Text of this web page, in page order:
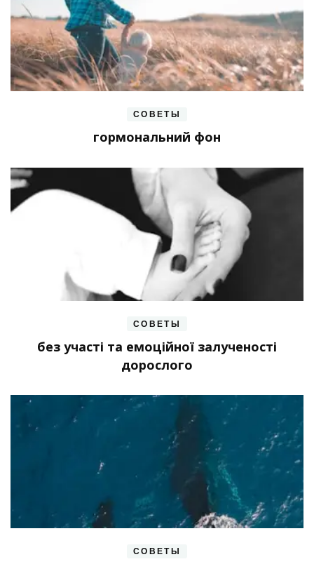
СОВЕТЫ
гормональний фон
СОВЕТЫ
без участі та емоційної залученості
дорослого
СОВЕТЫ